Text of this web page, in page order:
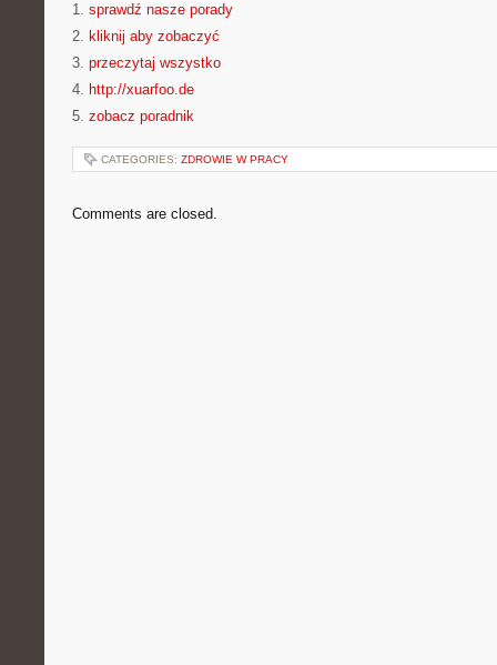
1. sprawdź nasze porady
2. kliknij aby zobaczyć
3. przeczytaj wszystko
4. http://xuarfoo.de
5. zobacz poradnik
CATEGORIES: ZDROWIE W PRACY
Comments are closed.